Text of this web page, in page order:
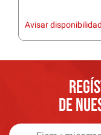
Avisar disponibilidad
DE